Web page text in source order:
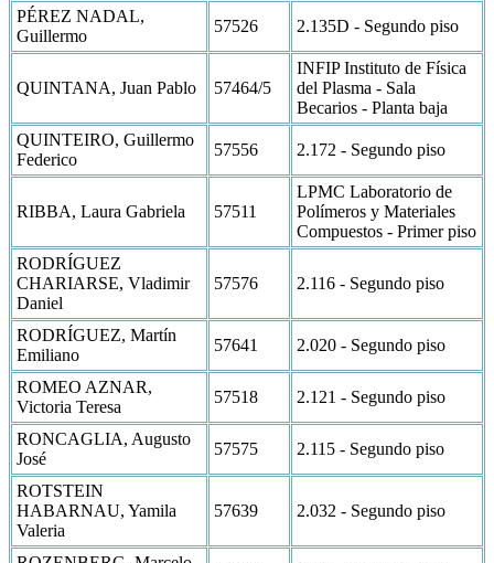
PÉREZ NADAL,
Guillermo
57526 2.135D - Segundo piso
QUINTANA, Juan Pablo 57464/5
INFIP Instituto de Física
del Plasma - Sala
Becarios - Planta baja
QUINTEIRO, Guillermo
Federico
57556 2.172 - Segundo piso
RIBBA, Laura Gabriela 57511
LPMC Laboratorio de
Polímeros y Materiales
Compuestos - Primer piso
RODRÍGUEZ
CHARIARSE, Vladimir
Daniel
57576 2.116 - Segundo piso
RODRÍGUEZ, Martín
Emiliano
57641 2.020 - Segundo piso
ROMEO AZNAR,
Victoria Teresa
57518 2.121 - Segundo piso
RONCAGLIA, Augusto
José
57575 2.115 - Segundo piso
ROTSTEIN
HABARNAU, Yamila
Valeria
57639 2.032 - Segundo piso